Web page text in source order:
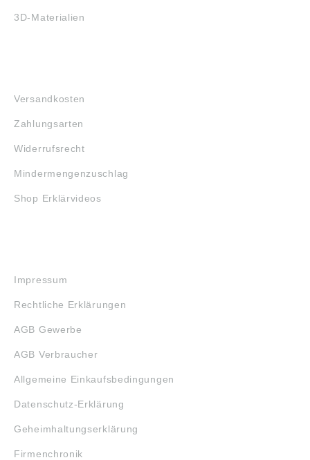
3D-Materialien
Versandkosten
Zahlungsarten
Widerrufsrecht
Mindermengenzuschlag
Shop Erklärvideos
Impressum
Rechtliche Erklärungen
AGB Gewerbe
AGB Verbraucher
Allgemeine Einkaufsbedingungen
Datenschutz-Erklärung
Geheimhaltungserklärung
Firmenchronik